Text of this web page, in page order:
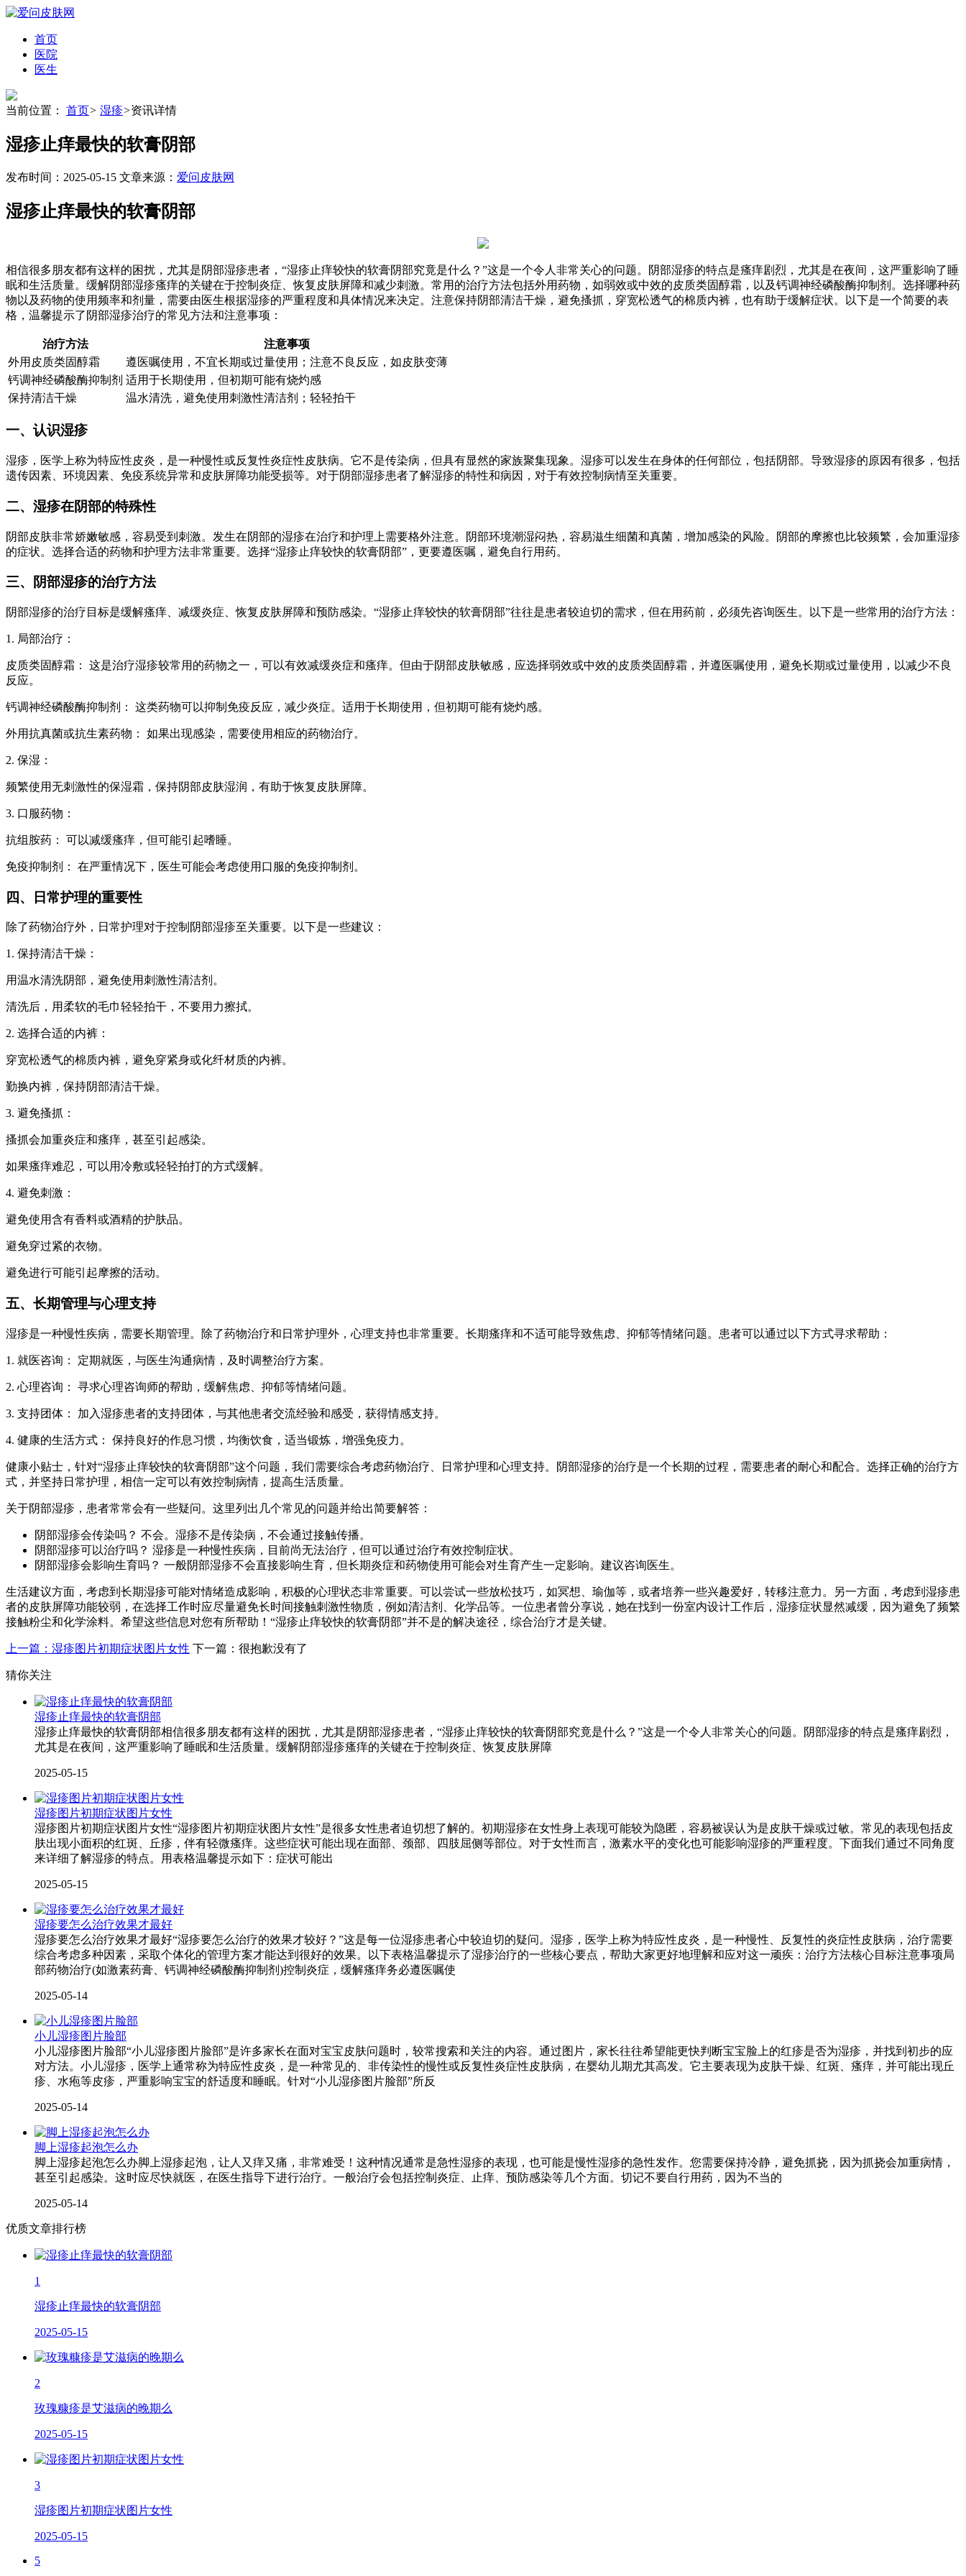
首页
医院
医生
当前位置： 首页> 湿疹>资讯详情
湿疹止痒最快的软膏阴部
发布时间：2025-05-15 文章来源： 爱问皮肤网
湿疹止痒最快的软膏阴部
相信很多朋友都有这样的困扰，尤其是阴部湿疹患者，“湿疹止痒较快的软膏阴部究竟是什么？”这是一个令人非常关心的问题。阴部湿疹的特点是瘙痒剧烈，尤其是在夜间，这严重影响了睡
眠和生活质量。缓解阴部湿疹瘙痒的关键在于控制炎症、恢复皮肤屏障和减少刺激。常用的治疗方法包括外用药物，如弱效或中效的皮质类固醇霜，以及钙调神经磷酸酶抑制剂。选择哪种药
物以及药物的使用频率和剂量，需要由医生根据湿疹的严重程度和具体情况来决定。注意保持阴部清洁干燥，避免搔抓，穿宽松透气的棉质内裤，也有助于缓解症状。以下是一个简要的表
格，温馨提示了阴部湿疹治疗的常见方法和注意事项：
治疗方法
注意事项
外用皮质类固醇霜
遵医嘱使用，不宜长期或过量使用；注意不良反应，如皮肤变薄
钙调神经磷酸酶抑制剂 适用于长期使用，但初期可能有烧灼感
保持清洁干燥
温水清洗，避免使用刺激性清洁剂；轻轻拍干
一、认识湿疹
湿疹，医学上称为特应性皮炎，是一种慢性或反复性炎症性皮肤病。它不是传染病，但具有显然的家族聚集现象。湿疹可以发生在身体的任何部位，包括阴部。导致湿疹的原因有很多，包括
遗传因素、环境因素、免疫系统异常和皮肤屏障功能受损等。对于阴部湿疹患者了解湿疹的特性和病因，对于有效控制病情至关重要。
二、湿疹在阴部的特殊性
阴部皮肤非常娇嫩敏感，容易受到刺激。发生在阴部的湿疹在治疗和护理上需要格外注意。阴部环境潮湿闷热，容易滋生细菌和真菌，增加感染的风险。阴部的摩擦也比较频繁，会加重湿疹
的症状。选择合适的药物和护理方法非常重要。选择“湿疹止痒较快的软膏阴部”，更要遵医嘱，避免自行用药。
三、阴部湿疹的治疗方法
阴部湿疹的治疗目标是缓解瘙痒、减缓炎症、恢复皮肤屏障和预防感染。“湿疹止痒较快的软膏阴部”往往是患者较迫切的需求，但在用药前，必须先咨询医生。以下是一些常用的治疗方法：
1. 局部治疗：
皮质类固醇霜： 这是治疗湿疹较常用的药物之一，可以有效减缓炎症和瘙痒。但由于阴部皮肤敏感，应选择弱效或中效的皮质类固醇霜，并遵医嘱使用，避免长期或过量使用，以减少不良
反应。
钙调神经磷酸酶抑制剂： 这类药物可以抑制免疫反应，减少炎症。适用于长期使用，但初期可能有烧灼感。
外用抗真菌或抗生素药物： 如果出现感染，需要使用相应的药物治疗。
2. 保湿：
频繁使用无刺激性的保湿霜，保持阴部皮肤湿润，有助于恢复皮肤屏障。
3. 口服药物：
抗组胺药： 可以减缓瘙痒，但可能引起嗜睡。
免疫抑制剂： 在严重情况下，医生可能会考虑使用口服的免疫抑制剂。
四、日常护理的重要性
除了药物治疗外，日常护理对于控制阴部湿疹至关重要。以下是一些建议：
1. 保持清洁干燥：
用温水清洗阴部，避免使用刺激性清洁剂。
清洗后，用柔软的毛巾轻轻拍干，不要用力擦拭。
2. 选择合适的内裤：
穿宽松透气的棉质内裤，避免穿紧身或化纤材质的内裤。
勤换内裤，保持阴部清洁干燥。
3. 避免搔抓：
搔抓会加重炎症和瘙痒，甚至引起感染。
如果瘙痒难忍，可以用冷敷或轻轻拍打的方式缓解。
4. 避免刺激：
避免使用含有香料或酒精的护肤品。
避免穿过紧的衣物。
避免进行可能引起摩擦的活动。
五、长期管理与心理支持
湿疹是一种慢性疾病，需要长期管理。除了药物治疗和日常护理外，心理支持也非常重要。长期瘙痒和不适可能导致焦虑、抑郁等情绪问题。患者可以通过以下方式寻求帮助：
1. 就医咨询： 定期就医，与医生沟通病情，及时调整治疗方案。
2. 心理咨询： 寻求心理咨询师的帮助，缓解焦虑、抑郁等情绪问题。
3. 支持团体： 加入湿疹患者的支持团体，与其他患者交流经验和感受，获得情感支持。
4. 健康的生活方式： 保持良好的作息习惯，均衡饮食，适当锻炼，增强免疫力。
健康小贴士，针对“湿疹止痒较快的软膏阴部”这个问题，我们需要综合考虑药物治疗、日常护理和心理支持。阴部湿疹的治疗是一个长期的过程，需要患者的耐心和配合。选择正确的治疗方
式，并坚持日常护理，相信一定可以有效控制病情，提高生活质量。
关于阴部湿疹，患者常常会有一些疑问。这里列出几个常见的问题并给出简要解答：
阴部湿疹会传染吗？ 不会。湿疹不是传染病，不会通过接触传播。
阴部湿疹可以治疗吗？ 湿疹是一种慢性疾病，目前尚无法治疗，但可以通过治疗有效控制症状。
阴部湿疹会影响生育吗？ 一般阴部湿疹不会直接影响生育，但长期炎症和药物使用可能会对生育产生一定影响。建议咨询医生。
生活建议方面，考虑到长期湿疹可能对情绪造成影响，积极的心理状态非常重要。可以尝试一些放松技巧，如冥想、瑜伽等，或者培养一些兴趣爱好，转移注意力。另一方面，考虑到湿疹患
者的皮肤屏障功能较弱，在选择工作时应尽量避免长时间接触刺激性物质，例如清洁剂、化学品等。一位患者曾分享说，她在找到一份室内设计工作后，湿疹症状显然减缓，因为避免了频繁
接触粉尘和化学涂料。希望这些信息对您有所帮助！“湿疹止痒较快的软膏阴部”并不是的解决途径，综合治疗才是关键。
上一篇：湿疹图片初期症状图片女性 下一篇：很抱歉没有了
猜你关注
湿疹止痒最快的软膏阴部
湿疹止痒最快的软膏阴部相信很多朋友都有这样的困扰，尤其是阴部湿疹患者，“湿疹止痒较快的软膏阴部究竟是什么？”这是一个令人非常关心的问题。阴部湿疹的特点是瘙痒剧烈，
尤其是在夜间，这严重影响了睡眠和生活质量。缓解阴部湿疹瘙痒的关键在于控制炎症、恢复皮肤屏障
2025-05-15
湿疹图片初期症状图片女性
湿疹图片初期症状图片女性“湿疹图片初期症状图片女性”是很多女性患者迫切想了解的。初期湿疹在女性身上表现可能较为隐匿，容易被误认为是皮肤干燥或过敏。常见的表现包括皮
肤出现小面积的红斑、丘疹，伴有轻微瘙痒。这些症状可能出现在面部、颈部、四肢屈侧等部位。对于女性而言，激素水平的变化也可能影响湿疹的严重程度。下面我们通过不同角度
来详细了解湿疹的特点。用表格温馨提示如下：症状可能出
2025-05-15
湿疹要怎么治疗效果才最好
湿疹要怎么治疗效果才最好“湿疹要怎么治疗的效果才较好？”这是每一位湿疹患者心中较迫切的疑问。湿疹，医学上称为特应性皮炎，是一种慢性、反复性的炎症性皮肤病，治疗需要
综合考虑多种因素，采取个体化的管理方案才能达到很好的效果。以下表格温馨提示了湿疹治疗的一些核心要点，帮助大家更好地理解和应对这一顽疾：治疗方法核心目标注意事项局
部药物治疗(如激素药膏、钙调神经磷酸酶抑制剂)控制炎症，缓解瘙痒务必遵医嘱使
2025-05-14
小儿湿疹图片脸部
小儿湿疹图片脸部“小儿湿疹图片脸部”是许多家长在面对宝宝皮肤问题时，较常搜索和关注的内容。通过图片，家长往往希望能更快判断宝宝脸上的红疹是否为湿疹，并找到初步的应
对方法。小儿湿疹，医学上通常称为特应性皮炎，是一种常见的、非传染性的慢性或反复性炎症性皮肤病，在婴幼儿期尤其高发。它主要表现为皮肤干燥、红斑、瘙痒，并可能出现丘
疹、水疱等皮疹，严重影响宝宝的舒适度和睡眠。针对“小儿湿疹图片脸部”所反
2025-05-14
脚上湿疹起泡怎么办
脚上湿疹起泡怎么办脚上湿疹起泡，让人又痒又痛，非常难受！这种情况通常是急性湿疹的表现，也可能是慢性湿疹的急性发作。您需要保持冷静，避免抓挠，因为抓挠会加重病情，
甚至引起感染。这时应尽快就医，在医生指导下进行治疗。一般治疗会包括控制炎症、止痒、预防感染等几个方面。切记不要自行用药，因为不当的
2025-05-14
优质文章排行榜
1
湿疹止痒最快的软膏阴部
2025-05-15
2
玫瑰糠疹是艾滋病的晚期么
2025-05-15
3
湿疹图片初期症状图片女性
2025-05-15
5